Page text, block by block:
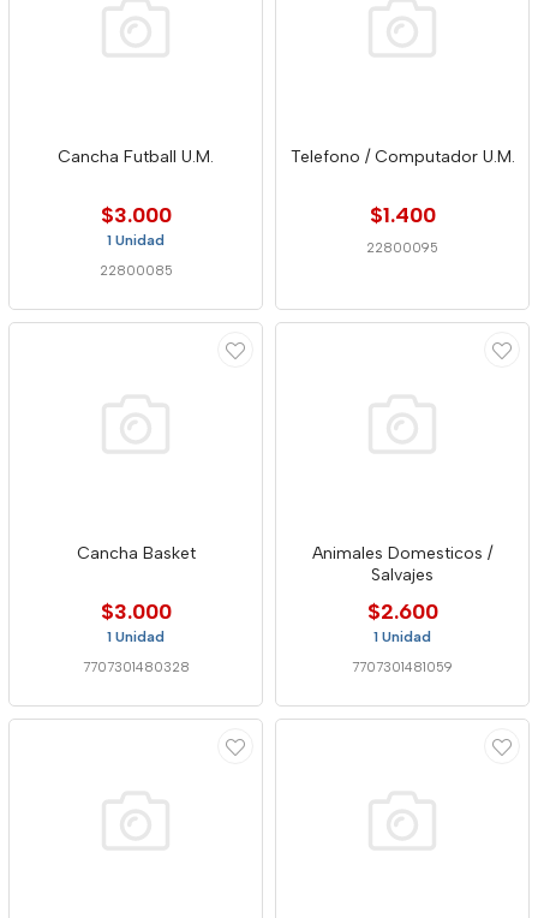
Cancha Futball U.M.
$3.000
1 Unidad
22800085
Telefono / Computador U.M.
$1.400
22800095
Cancha Basket
$3.000
1 Unidad
7707301480328
Animales Domesticos /
Salvajes
$2.600
1 Unidad
7707301481059